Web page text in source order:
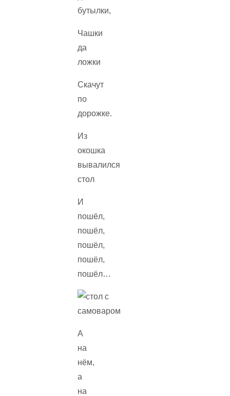
бутылки,
Чашки
да
ложки
Скачут
по
дорожке.
Из
окошка
вывалился
стол
И
пошёл,
пошёл,
пошёл,
пошёл,
пошёл…
А
на
нём,
а
на